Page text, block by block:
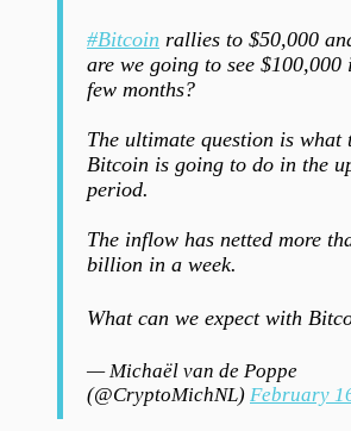
#Bitcoin rallies to $50,000
are we going to see $100,000
few months?
The ultimate question is what
Bitcoin is going to do in the
period.
The inflow has netted more
billion in a week.
What can we expect with
— Michaël van de Poppe
(@CryptoMichNL) February